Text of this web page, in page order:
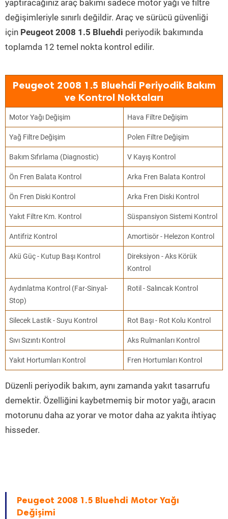
yaptıracağınız araç bakımı sadece motor yağı ve filtre
değişimleriyle sınırlı değildir. Araç ve sürücü güvenliği
için Peugeot 2008 1.5 Bluehdi periyodik bakımında
toplamda 12 temel nokta kontrol edilir.
Peugeot 2008 1.5 Bluehdi Periyodik Bakım
ve Kontrol Noktaları
Motor Yağı Değişim Hava Filtre Değişim
Yağ Filtre Değişim Polen Filtre Değişim
Bakım Sıfırlama (Diagnostic) V Kayış Kontrol
Ön Fren Balata Kontrol Arka Fren Balata Kontrol
Ön Fren Diski Kontrol Arka Fren Diski Kontrol
Yakıt Filtre Km. Kontrol Süspansiyon Sistemi Kontrol
Antifriz Kontrol Amortisör - Helezon Kontrol
Akü Güç - Kutup Başı Kontrol
Direksiyon - Aks Körük
Kontrol
Aydınlatma Kontrol (Far-Sinyal-
Stop)
Rotil - Salıncak Kontrol
Silecek Lastik - Suyu Kontrol Rot Başı - Rot Kolu Kontrol
Sıvı Sızıntı Kontrol Aks Rulmanları Kontrol
Yakıt Hortumları Kontrol Fren Hortumları Kontrol
Düzenli periyodik bakım, aynı zamanda yakıt tasarrufu
demektir. Özelliğini kaybetmemiş bir motor yağı, aracın
motorunu daha az yorar ve motor daha az yakıta ihtiyaç
hisseder.
Peugeot 2008 1.5 Bluehdi Motor Yağı
Değişimi